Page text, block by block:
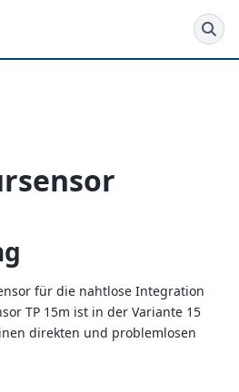
für die nahtlose Integration
TP 15m ist in der Variante 15
direkten und problemlosen